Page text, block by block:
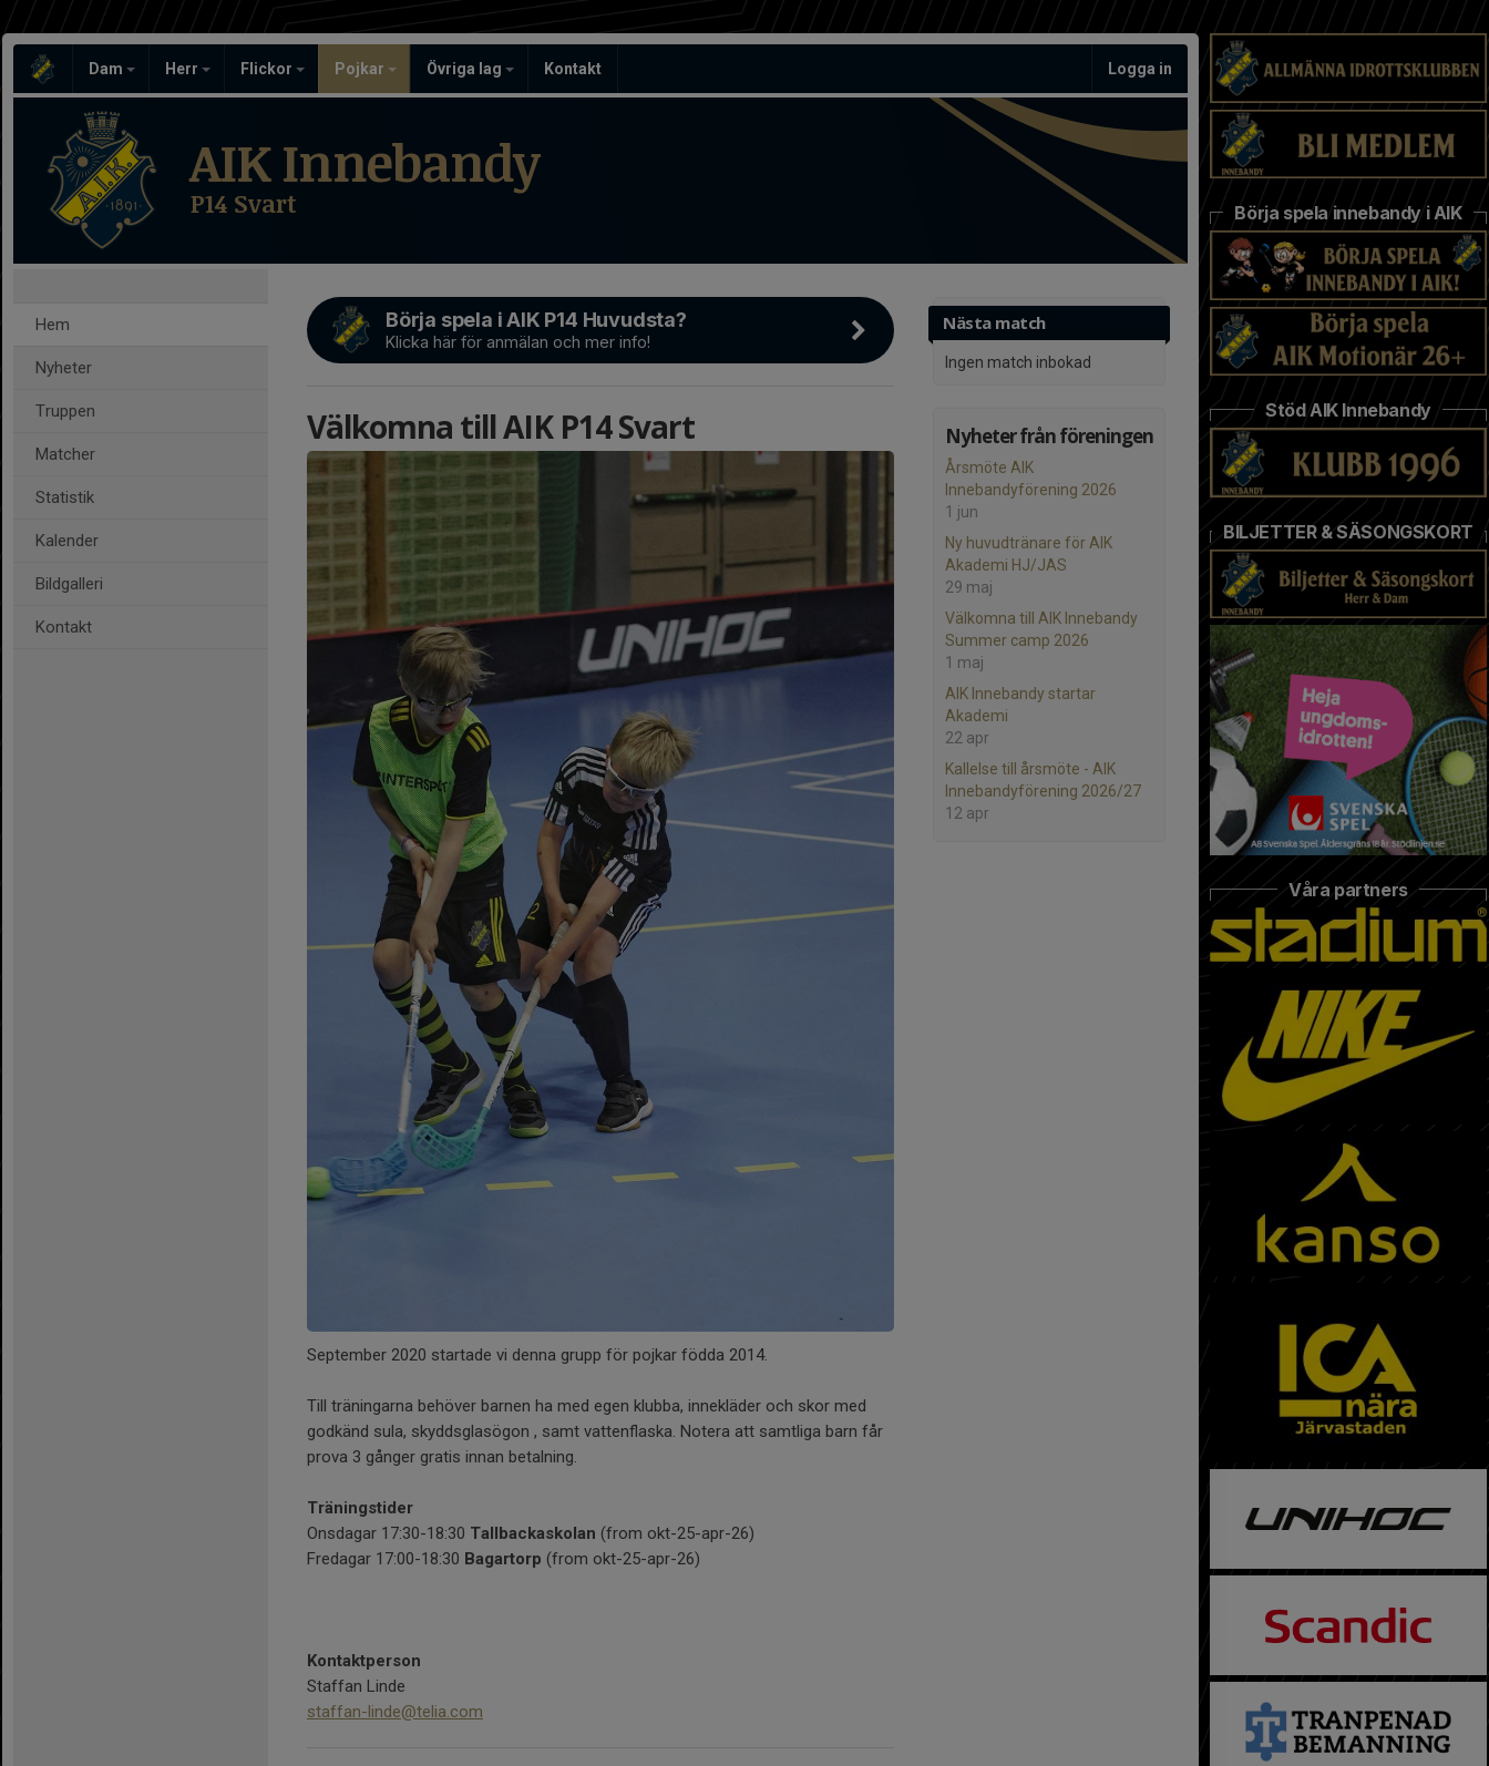
Dam Herr Flickor Pojkar Övriga lag Kontakt Logga in
AIK Innebandy
P14 Svart
Hem
Nyheter
Truppen
Matcher
Statistik
Kalender
Bildgalleri
Kontakt
Nästa match
Ingen match inbokad
Nyheter från föreningen
Årsmöte AIK
Innebandyförening 2026
1 jun
Ny huvudtränare för AIK
Akademi HJ/JAS
29 maj
Välkomna till AIK Innebandy
Summer camp 2026
1 maj
AIK Innebandy startar
Akademi
22 apr
Kallelse till årsmöte - AIK
Innebandyförening 2026/27
12 apr
Börja spela i AIK P14 Huvudsta?
Klicka här för anmälan och mer info!
Välkomna till AIK P14 Svart
September 2020 startade vi denna grupp för pojkar födda 2014.
Till träningarna behöver barnen ha med egen klubba, innekläder och skor med
godkänd sula, skyddsglasögon , samt vattenflaska. Notera att samtliga barn får
prova 3 gånger gratis innan betalning.
Träningstider
Onsdagar 17:30-18:30 Tallbackaskolan (from okt-25-apr-26)
Fredagar 17:00-18:30 Bagartorp (from okt-25-apr-26)
Kontaktperson
Staffan Linde
staffan-linde@telia.com
Börja spela innebandy i AIK
Stöd AIK Innebandy
BILJETTER & SÄSONGSKORT
Våra partners